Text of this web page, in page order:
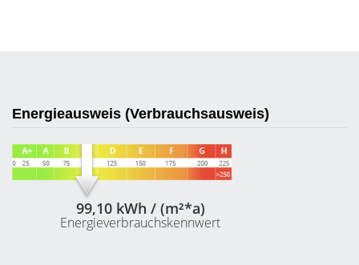
Energieausweis (Verbrauchsausweis)
99,10 kWh / (m²*a)
Energieverbrauchskennwert